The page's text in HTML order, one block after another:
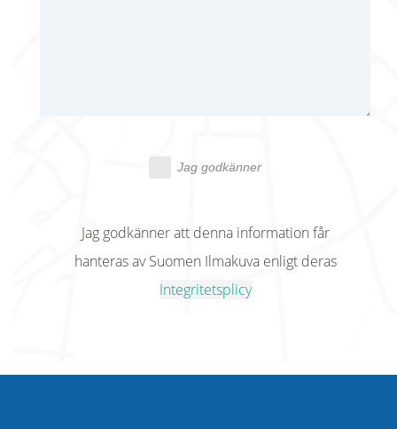
Jag godkänner
Jag godkänner att denna information får
hanteras av Suomen Ilmakuva enligt deras
Integritetsplicy